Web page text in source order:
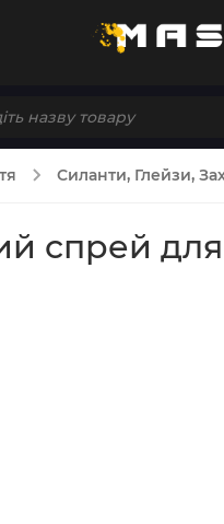
Силанти, Глейзи,
спрей